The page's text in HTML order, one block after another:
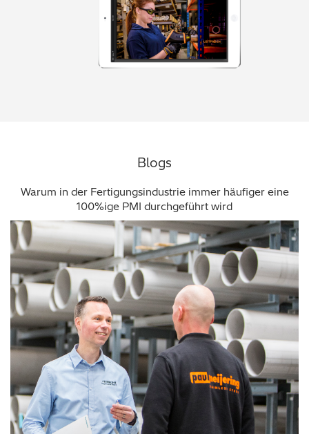
Blogs
Warum in der Fertigungsindustrie immer häufiger eine
100%ige PMI durchgeführt wird